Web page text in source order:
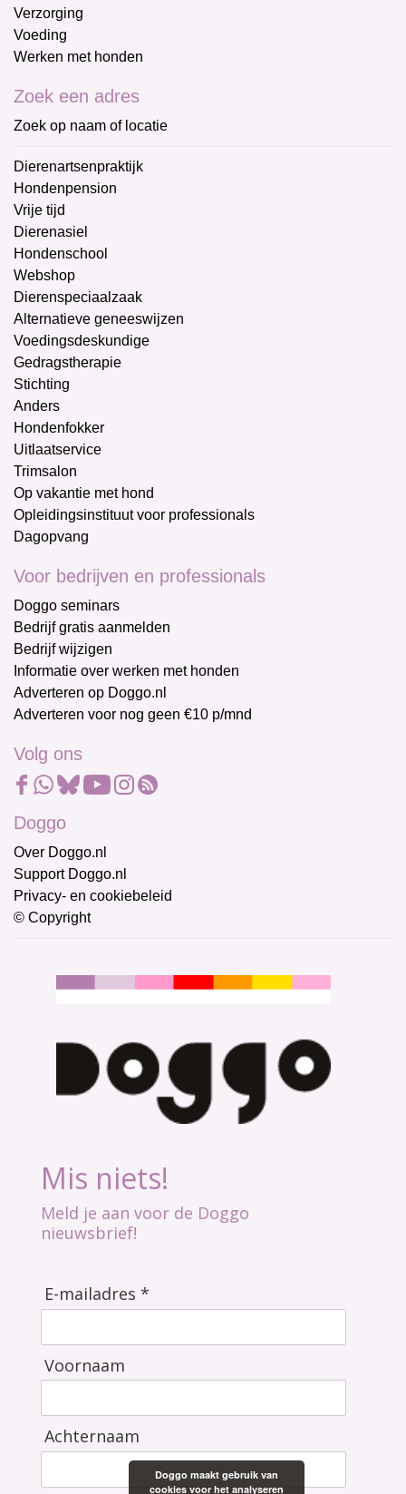
Verzorging
Voeding
Werken met honden
Zoek een adres
Zoek op naam of locatie
Dierenartsenpraktijk
Hondenpension
Vrije tijd
Dierenasiel
Hondenschool
Webshop
Dierenspeciaalzaak
Alternatieve geneeswijzen
Voedingsdeskundige
Gedragstherapie
Stichting
Anders
Hondenfokker
Uitlaatservice
Trimsalon
Op vakantie met hond
Opleidingsinstituut voor professionals
Dagopvang
Voor bedrijven en professionals
Doggo seminars
Bedrijf gratis aanmelden
Bedrijf wijzigen
Informatie over werken met honden
Adverteren op Doggo.nl
Adverteren voor nog geen €10 p/mnd
Volg ons
Doggo
Over Doggo.nl
Support Doggo.nl
Privacy- en cookiebeleid
© Copyright
Mis niets!
Meld je aan voor de Doggo
nieuwsbrief!
E-mailadres *
Voornaam
Achternaam
Doggo maakt gebruik van
cookies voor het analyseren